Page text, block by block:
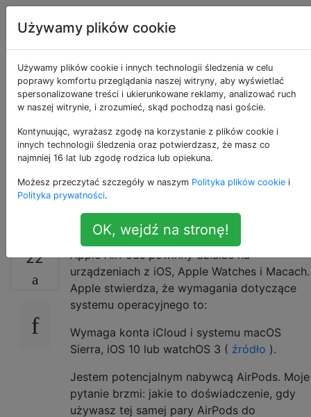
Apple Tagi
Czy AirPods można
używać
„bezproblemowo”
między urządzeniami
Mac i iOS?
22
Apple AirPods powinny działać na
urządzeniach z iOS, Apple Watches i Macach.
Apple stwierdza, że ​​wymagania dotyczące
systemu operacyjnego to:
Wymaga konta iCloud i systemu macOS
Sierra, iOS 10 lub watchOS 3 ( źródło ).
Jestem potencjalnym nabywcą AirPods. Moje
pytanie brzmi: jakie to doświadczenie, gdy
używasz tej samej pary AirPods do
Używamy plików cookie
Używamy plików cookie i innych technologii śledzenia w celu
poprawy komfortu przeglądania naszej witryny, aby wyświetlać
spersonalizowane treści i ukierunkowane reklamy, analizować ruch
w naszej witrynie, i zrozumieć, skąd pochodzą nasi goście.
Kontynuując, wyrażasz zgodę na korzystanie z plików cookie i
innych technologii śledzenia oraz potwierdzasz, że masz co
najmniej 16 lat lub zgodę rodzica lub opiekuna.
Możesz przeczytać szczegóły w naszym Polityka plików cookie i
Polityka prywatności.
OK, wejdź na stronę!